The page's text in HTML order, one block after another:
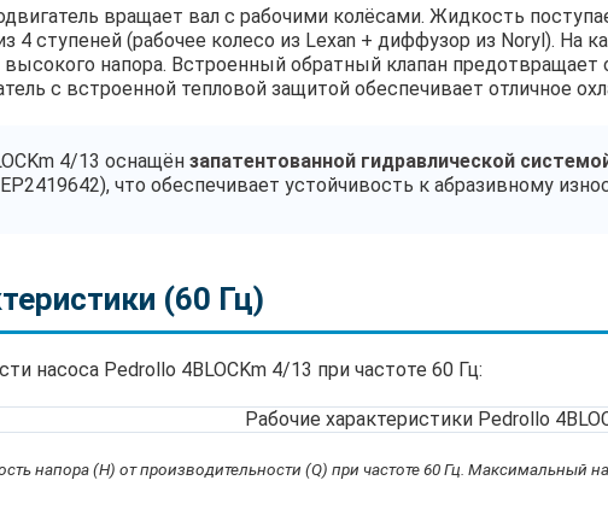
вращает вал с рабочими колёсами. Жидкость
4 ступеней (рабочее колесо из Lexan + диффузор из Noryl). На
напора. Встроенный обратный клапан
с встроенной тепловой защитой обеспечивает отличное
4/13 оснащён запатентованной гидравлической
что обеспечивает устойчивость к абразивному
(60 Гц)
насоса Pedrollo 4BLOCKm 4/13 при частоте 60 Гц:
напора (H) от производительности (Q) при частоте 60 Гц. Максимальный